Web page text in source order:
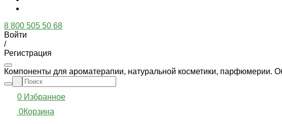
8 800 505 50 68
Войти
/
Регистрация
Компоненты для ароматерапии, натуральной косметики, парфюмерии.
0 Избранное
0Корзина